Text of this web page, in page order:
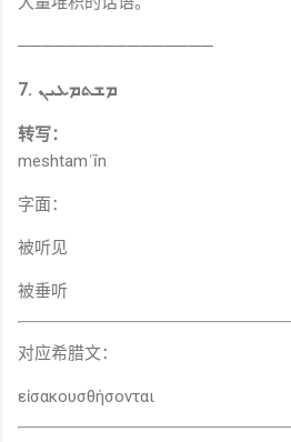
────────────────
7. ܡܫܬܡܥܝܢ
转写：
meshtamʿīn
字面：
被听见
被垂听
对应希腊文：
εἰσακουσθήσονται